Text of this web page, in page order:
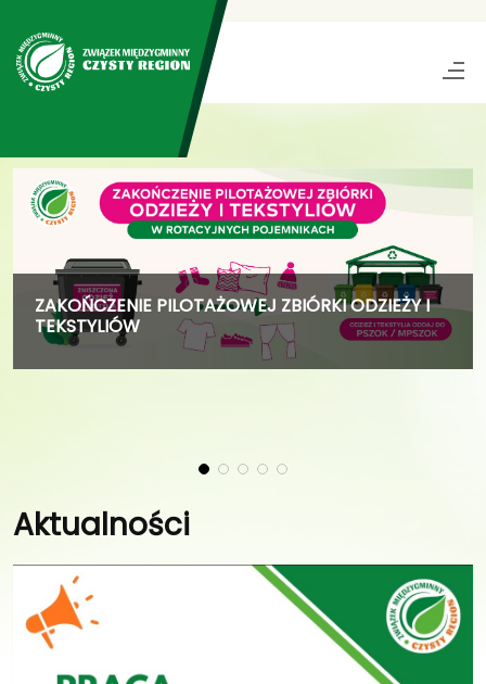
ZAKOŃCZENIE PILOTAŻOWEJ ZBIÓRKI ODZIEŻY I
TEKSTYLIÓW
Aktualności